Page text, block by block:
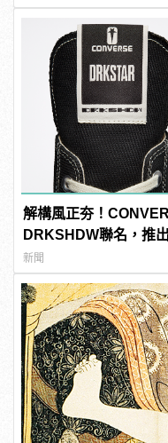
解構風正夯！
DRKSHDW聯名，推
新聞